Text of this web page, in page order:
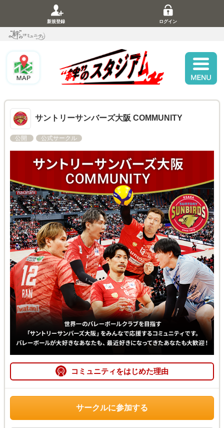
新規登録 ログイン
サントリーサンバーズ大阪 COMMUNITY
公開 公式サークル
コミュニティをはじめた理由
サークルに参加する